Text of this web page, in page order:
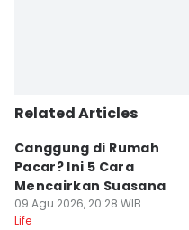
Related Articles
Canggung di Rumah
Pacar? Ini 5 Cara
Mencairkan Suasana
09 Agu 2026, 20:28 WIB
Life